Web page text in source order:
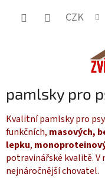
CZK
pamlsky pro
Kvalitní pamlsky pro psy.
funkčních, masových,
lepku,
potravinářské kvalitě. V
nejnáročnější chovatel.